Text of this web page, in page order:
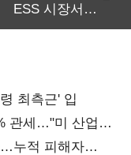
ESS 시장서
최측근' 입
관세…"미 산업
…누적 피해자